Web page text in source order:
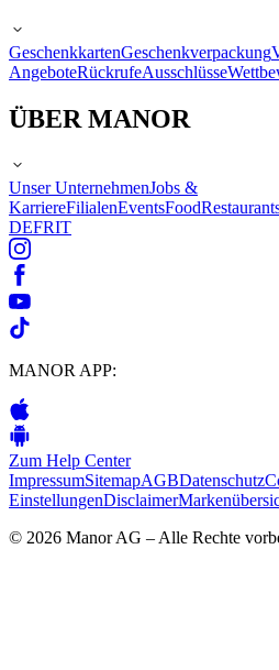
GeschenkkartenGeschenkverpackung
AngeboteRückrufeAusschlüsse
ÜBER MANOR
Unser UnternehmenJobs &
KarriereFilialenEventsFood
DEFRIT
MANOR APP:
Zum Help Center
ImpressumSitemapAGBDatenschutz
EinstellungenDisclaimer
© 2026 Manor AG – Alle Rechte